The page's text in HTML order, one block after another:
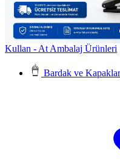
Kullan - At Ambalaj Ürünleri
Bardak ve Kapaklar